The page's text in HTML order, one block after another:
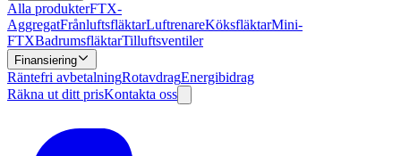
Alla produkterFTX-
AggregatFrånluftsfläktarLuftrenareKöksfläktarMini-
FTXBadrumsfläktarTilluftsventiler
Finansiering
Räntefri avbetalningRotavdragEnergibidrag
Räkna ut ditt prisKontakta oss